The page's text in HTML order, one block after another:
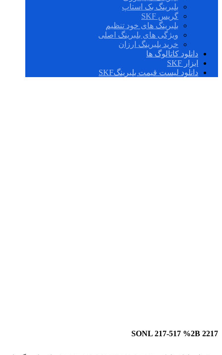
بلبرینگ بک استاپ
گریس SKF
بلبرینگ های خود تنظیم
ویژگی های بلبرینگ اصلی
خرید بلبرینگ ارزان
دانلود کاتالوگ ها
ابزار SKF
دانلود لیست قیمت بلبرینگSKF
SONL 217-517 %2B 2217